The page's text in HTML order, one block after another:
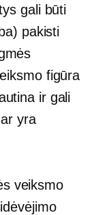
gali būti
pakisti
figūra
ir gali
yra
veiksmo